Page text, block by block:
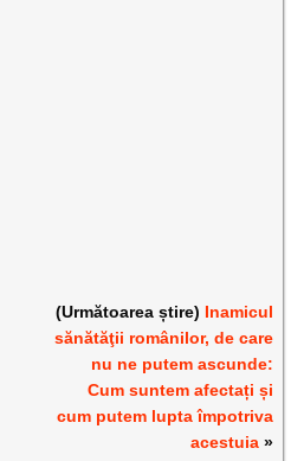
(Următoarea știre) Inamicul
sănătăţii românilor, de care
nu ne putem ascunde:
Cum suntem afectați și
cum putem lupta împotriva
acestuia»